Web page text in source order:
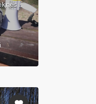
Priedes, Greivuļi, audriņu pagasts, rēzeknes novads